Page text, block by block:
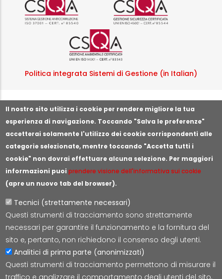
Il nostro sito utilizza i cookie per rendere migliore la tua
esperienza di navigazione. Toccando "Salva le preferenze"
accetterai solamente l'utilizzo dei cookie corrispondenti alle
categorie selezionate, mentre toccando "Accetta tutti i
cookie" non dovrai effettuare alcuna selezione. Per maggiori
informazioni puoiprendere visione dell'informativa sui cookie
(apre un nuovo tab del browser).
Tecnici (strettamente necessari)
Questi strumenti di tracciamento sono strettamente
necessari per garantire il funzionamento e la fornitura del
sito e, pertanto, non richiedono il consenso degli utenti.
Analitici di prima parte (anonimizzati)
Questi strumenti di tracciamento permettono di misurare il
traffico e analizzare il comportamento degli utenti del sito,
Logo certificazione ISO
Politica integrata Sistemi di Gestione (in Italian)
Segnala illeciti o irregolarità
Lepida S.c.p.A.
Via della Liberazione 15, 40128 Bologna
PEC:
segreteria@pec.lepida.it
Capitale Sociale i.v. ad oggi € 69.881.000,00